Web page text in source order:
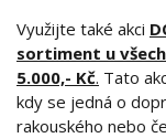
Využijte také akci
sortiment u
5.000,- Kč. Tato
kdy se jedná o
rakouského nebo